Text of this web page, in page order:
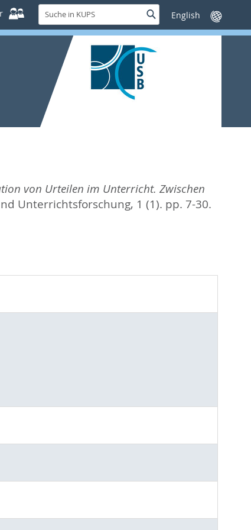
Suche
in
KUPS
SucheSprache
wechseln
von Urteilen im Unterricht. Zwischen
Unterrichtsforschung, 1 (1). pp. 7-30.